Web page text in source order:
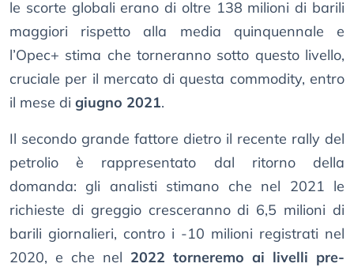
le scorte globali erano di oltre 138 milioni di barili
maggiori rispetto alla media quinquennale e
l’Opec+ stima che torneranno sotto questo livello,
cruciale per il mercato di questa commodity, entro
il mese di giugno 2021.
Il secondo grande fattore dietro il recente rally del
petrolio è rappresentato dal ritorno della
domanda: gli analisti stimano che nel 2021 le
richieste di greggio cresceranno di 6,5 milioni di
barili giornalieri, contro i -10 milioni registrati nel
2020, e che nel 2022 torneremo ai livelli pre-